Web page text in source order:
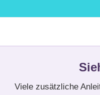
Viele zusätzliche